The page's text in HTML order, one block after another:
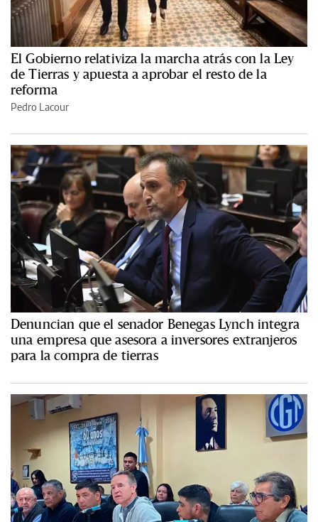
El Gobierno relativiza la marcha atrás con la Ley
de Tierras y apuesta a aprobar el resto de la
reforma
Pedro Lacour
Denuncian que el senador Benegas Lynch integra
una empresa que asesora a inversores extranjeros
para la compra de tierras